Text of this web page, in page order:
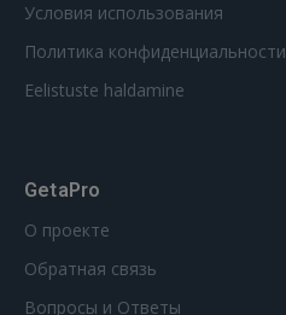
Условия использования
Политика конфиденциальности
Eelistuste haldamine
GetaPro
О проекте
Обратная связь
Вопросы и Ответы